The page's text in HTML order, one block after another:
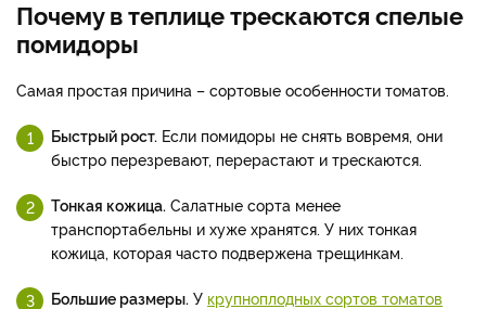
Почему в теплице трескаются спелые
помидоры
Самая простая причина – сортовые особенности томатов.
Быстрый рост. Если помидоры не снять вовремя, они
быстро перезревают, перерастают и трескаются.
Тонкая кожица. Салатные сорта менее
транспортабельны и хуже хранятся. У них тонкая
кожица, которая часто подвержена трещинкам.
Большие размеры. У крупноплодных сортов томатов